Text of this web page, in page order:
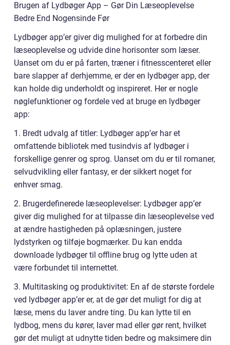
Brugen af Lydbøger App – Gør Din Læseoplevelse
Bedre End Nogensinde Før
Lydbøger app’er giver dig mulighed for at forbedre din
læseoplevelse og udvide dine horisonter som læser.
Uanset om du er på farten, træner i fitnesscenteret eller
bare slapper af derhjemme, er der en lydbøger app, der
kan holde dig underholdt og inspireret. Her er nogle
nøglefunktioner og fordele ved at bruge en lydbøger
app:
1. Bredt udvalg af titler: Lydbøger app’er har et
omfattende bibliotek med tusindvis af lydbøger i
forskellige genrer og sprog. Uanset om du er til romaner,
selvudvikling eller fantasy, er der sikkert noget for
enhver smag.
2. Brugerdefinerede læseoplevelser: Lydbøger app’er
giver dig mulighed for at tilpasse din læseoplevelse ved
at ændre hastigheden på oplæsningen, justere
lydstyrken og tilføje bogmærker. Du kan endda
downloade lydbøger til offline brug og lytte uden at
være forbundet til internettet.
3. Multitasking og produktivitet: En af de største fordele
ved lydbøger app’er er, at de gør det muligt for dig at
læse, mens du laver andre ting. Du kan lytte til en
lydbog, mens du kører, laver mad eller gør rent, hvilket
gør det muligt at udnytte tiden bedre og maksimere din